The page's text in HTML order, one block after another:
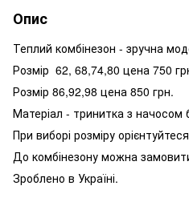
Опис
Теплий комбінезон - зручна
Розмір 62, 68,74,80 цена 750
Розмір 86,92,98 цена 850 грн.
Матеріал - тринитка з начосом
При виборі розміру
До комбінезону можна
Зроблено в Україні.